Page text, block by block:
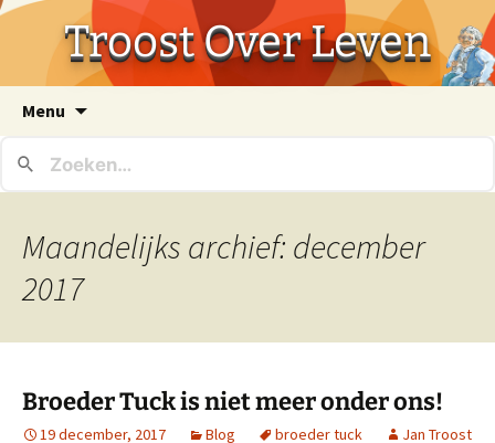
Troost Over Leven
Menu
inhoud
Maandelijks archief: december
2017
Broeder Tuck is niet meer onder ons!
19 december, 2017 Blog broeder tuck Jan Troost